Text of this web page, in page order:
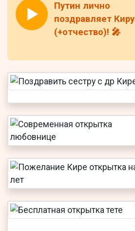
Путин лично
поздравляет Киру
(+отчество)! 🎤